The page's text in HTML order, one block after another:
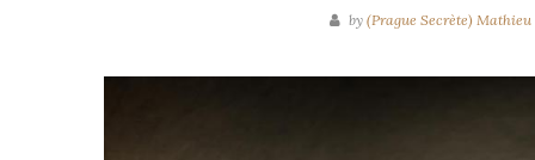
by (Prague Secrète) Mathieu